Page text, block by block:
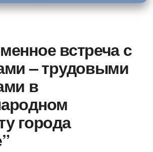
встреча с
– трудовыми
в
города